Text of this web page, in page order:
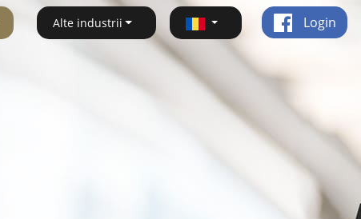
Alte industrii Login